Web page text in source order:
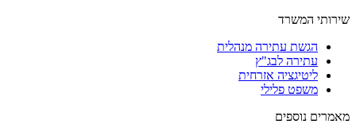
שירותי המשרד
הגשת עתירה מנהלית
עתירה לבג"ץ
ליטיגציה אזרחית
משפט פלילי
מאמרים נוספים